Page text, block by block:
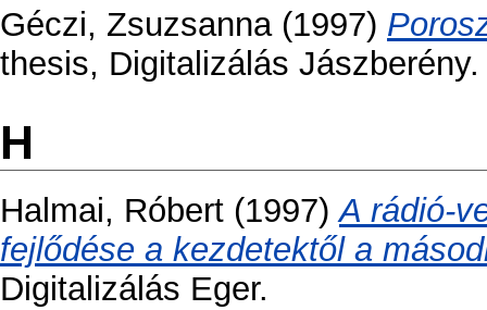
Géczi, Zsuzsanna(1997)
thesis, Digitalizálás Jászberény.
H
Halmai, Róbert (1997)A rádió-
fejlődése a kezdetektől a
Digitalizálás Eger.